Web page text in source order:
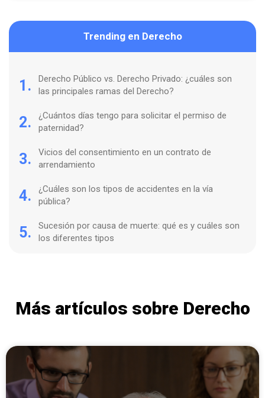
Trending en Derecho
1.
Derecho Público vs. Derecho Privado: ¿cuáles son
las principales ramas del Derecho?
2.
¿Cuántos días tengo para solicitar el permiso de
paternidad?
3.
Vicios del consentimiento en un contrato de
arrendamiento
4.
¿Cuáles son los tipos de accidentes en la vía
pública?
5.
Sucesión por causa de muerte: qué es y cuáles son
los diferentes tipos
Más artículos sobre Derecho